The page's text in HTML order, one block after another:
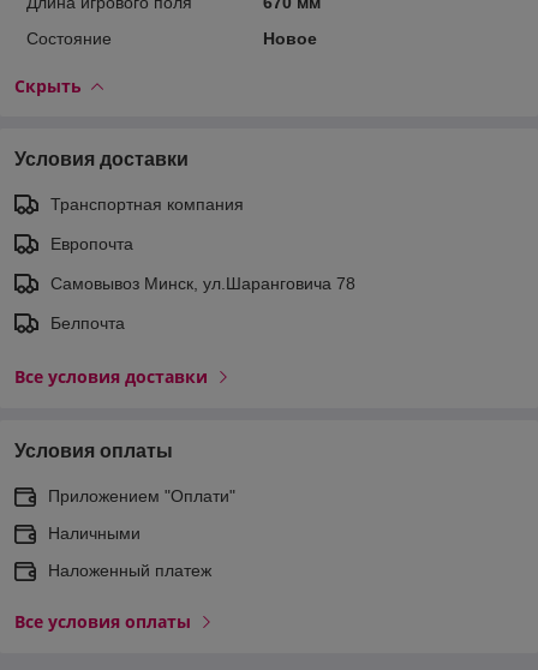
Состояние
Новое
Скрыть
Условия доставки
Транспортная компания
Европочта
Самовывоз Минск, ул.Шаранговича 78
Белпочта
Все условия доставки
Условия оплаты
Приложением "Оплати"
Наличными
Наложенный платеж
Все условия оплаты